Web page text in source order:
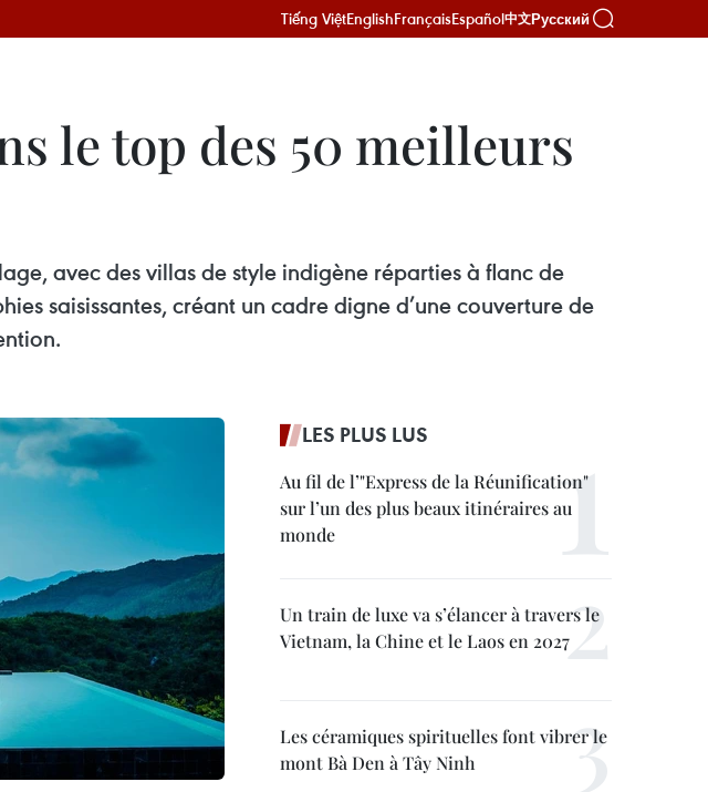
Tiếng ViệtEnglishFrançaisEspañol中文Русский
le top des 50 meilleurs
avec des villas de style indigène réparties à flanc de
saisissantes, créant un cadre digne d’une couverture de
LES PLUS LUS
Au fil de l’"Express de la Réunification"
sur l’un des plus beaux itinéraires au
monde
Un train de luxe va s’élancer à travers le
Vietnam, la Chine et le Laos en 2027
Les céramiques spirituelles font vibrer le
mont Bà Den à Tây Ninh